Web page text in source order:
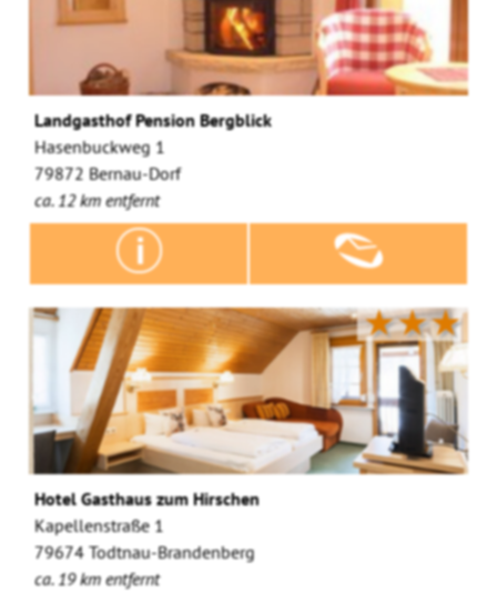
Landgasthof Pension Bergblick
Hasenbuckweg 1
79872 Bernau-Dorf
ca. 12 km entfernt
★★★
Hotel Gasthaus zum Hirschen
Kapellenstraße 1
79674 Todtnau-Brandenberg
ca. 19 km entfernt